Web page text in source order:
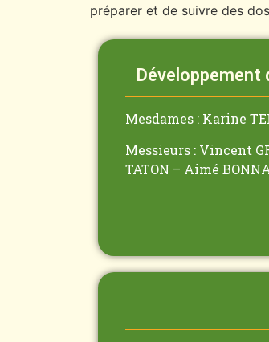
préparer et de suivre des
Développement
Mesdames : Karine
Messieurs : Vincent
TATON – Aimé